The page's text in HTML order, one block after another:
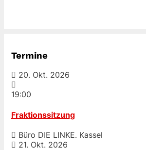
Termine
20. Okt. 2026
19:00
Fraktionssitzung
Büro DIE LINKE. Kassel
21. Okt. 2026